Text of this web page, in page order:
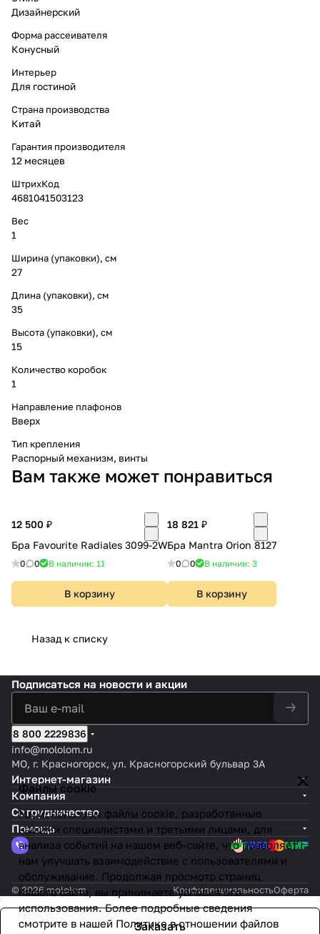
Дизайнерский
Форма рассеивателя
Конусный
Интерьер
Для гостиной
Страна производства
Китай
Гарантия производителя
12 месяцев
ШтрихКод
4681041503123
Вес
1
Ширина (упаковки), см
27
Длина (упаковки), см
35
Высота (упаковки), см
15
Количество коробок
1
Направление плафонов
Вверх
Тип крепления
Распорный механизм, винты
Вам также может понравиться
12 500 ₽
Бра Favourite Radiales 3099-2W
0 0 В наличии: 11
В корзину
18 821 ₽
Бра Mantra Orion 8127
0 0 В наличии: 3
В корзину
Назад к списку
Заказать
Файлы cookie
Мы используем файлы cookie, разработанные
нашими специалистами и третьими лицами, для
анализа событий на нашем веб-сайте, что позволяет
нам улучшать взаимодействие с пользователями и
обслуживание. Продолжая просмотр страниц
нашего сайта, вы принимаете условия его
использования. Более подробные сведения
смотрите в нашей Политике в отношении файлов
Подписаться на новости и акции
8 800 2229836
info@mololom.ru
МО, г. Красногорск, ул. Красногорский бульвар 3А
Интернет-магазин
Компания
Сотрудничество
Помощь
© 2026 mololom КонфиденциальностьОферта